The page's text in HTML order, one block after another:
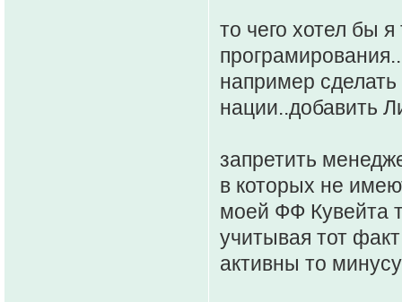
то чего хотел бы я
програмирования..
например
нации..добавить
запретить
в которых не
моей ФФ Кувейта
учитывая тот
активны то